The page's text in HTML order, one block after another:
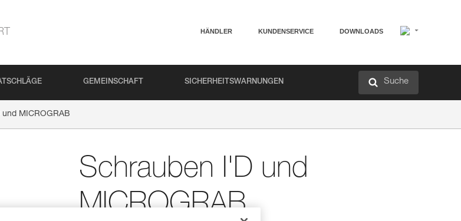
HÄNDLER KUNDENSERVICE DOWNLOADS
GEMEINSCHAFT SICHERHEITSWARNUNGEN Suche
MICROGRAB
Schrauben I'D und
MICROGRAB